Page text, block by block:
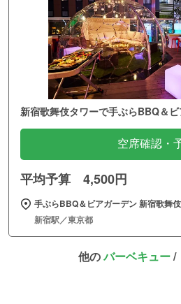
新宿歌舞伎タワーで手ぶらBBQ＆
空席確認・
平均予算 4,500円
手ぶらBBQ＆ビアガーデン 新宿歌舞
新宿駅／東京都
他のバーベキュー/